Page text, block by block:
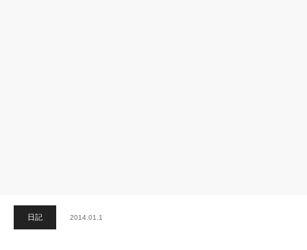
日記 2014.01.1